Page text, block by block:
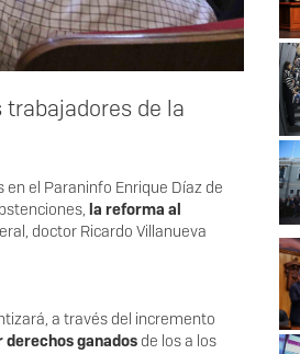
de la
el Paraninfo Enrique Díaz de
la reforma al
doctor Ricardo Villanueva
a través del incremento
derechos ganados de los a los